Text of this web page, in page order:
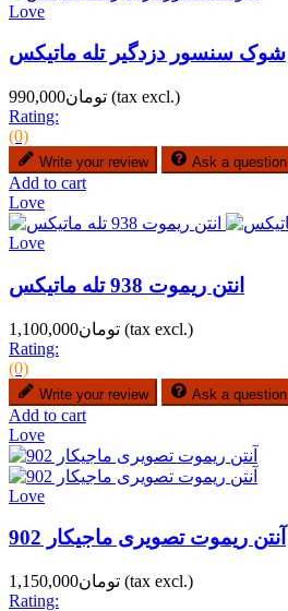
Love
شوک سنسور دزدگیر تله ماتیکس
تومان990,000 (tax excl.)
Rating:
(0)
Write your review Ask a question
Add to cart
Love
Love
انتن ریموت 938 تله ماتیکس
تومان1,100,000 (tax excl.)
Rating:
(0)
Write your review Ask a question
Add to cart
Love
Love
آنتن ریموت تصویری ماجیکار 902
تومان1,150,000 (tax excl.)
Rating: